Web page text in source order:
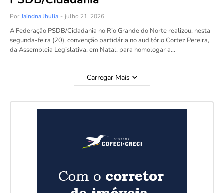
Por Jaindna Jhulia - julho 21, 2026
A Federação PSDB/Cidadania no Rio Grande do Norte realizou, nesta
segunda-feira (20), convenção partidária no auditório Cortez Pereira,
da Assembleia Legislativa, em Natal, para homologar a…
Carregar Mais